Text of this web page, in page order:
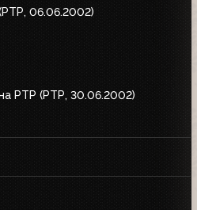
06.06.2002)
РТР (РТР, 30.06.2002)